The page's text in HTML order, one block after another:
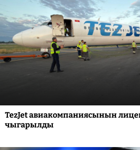
TezJet авиакомпаниясынын
чыгарылды